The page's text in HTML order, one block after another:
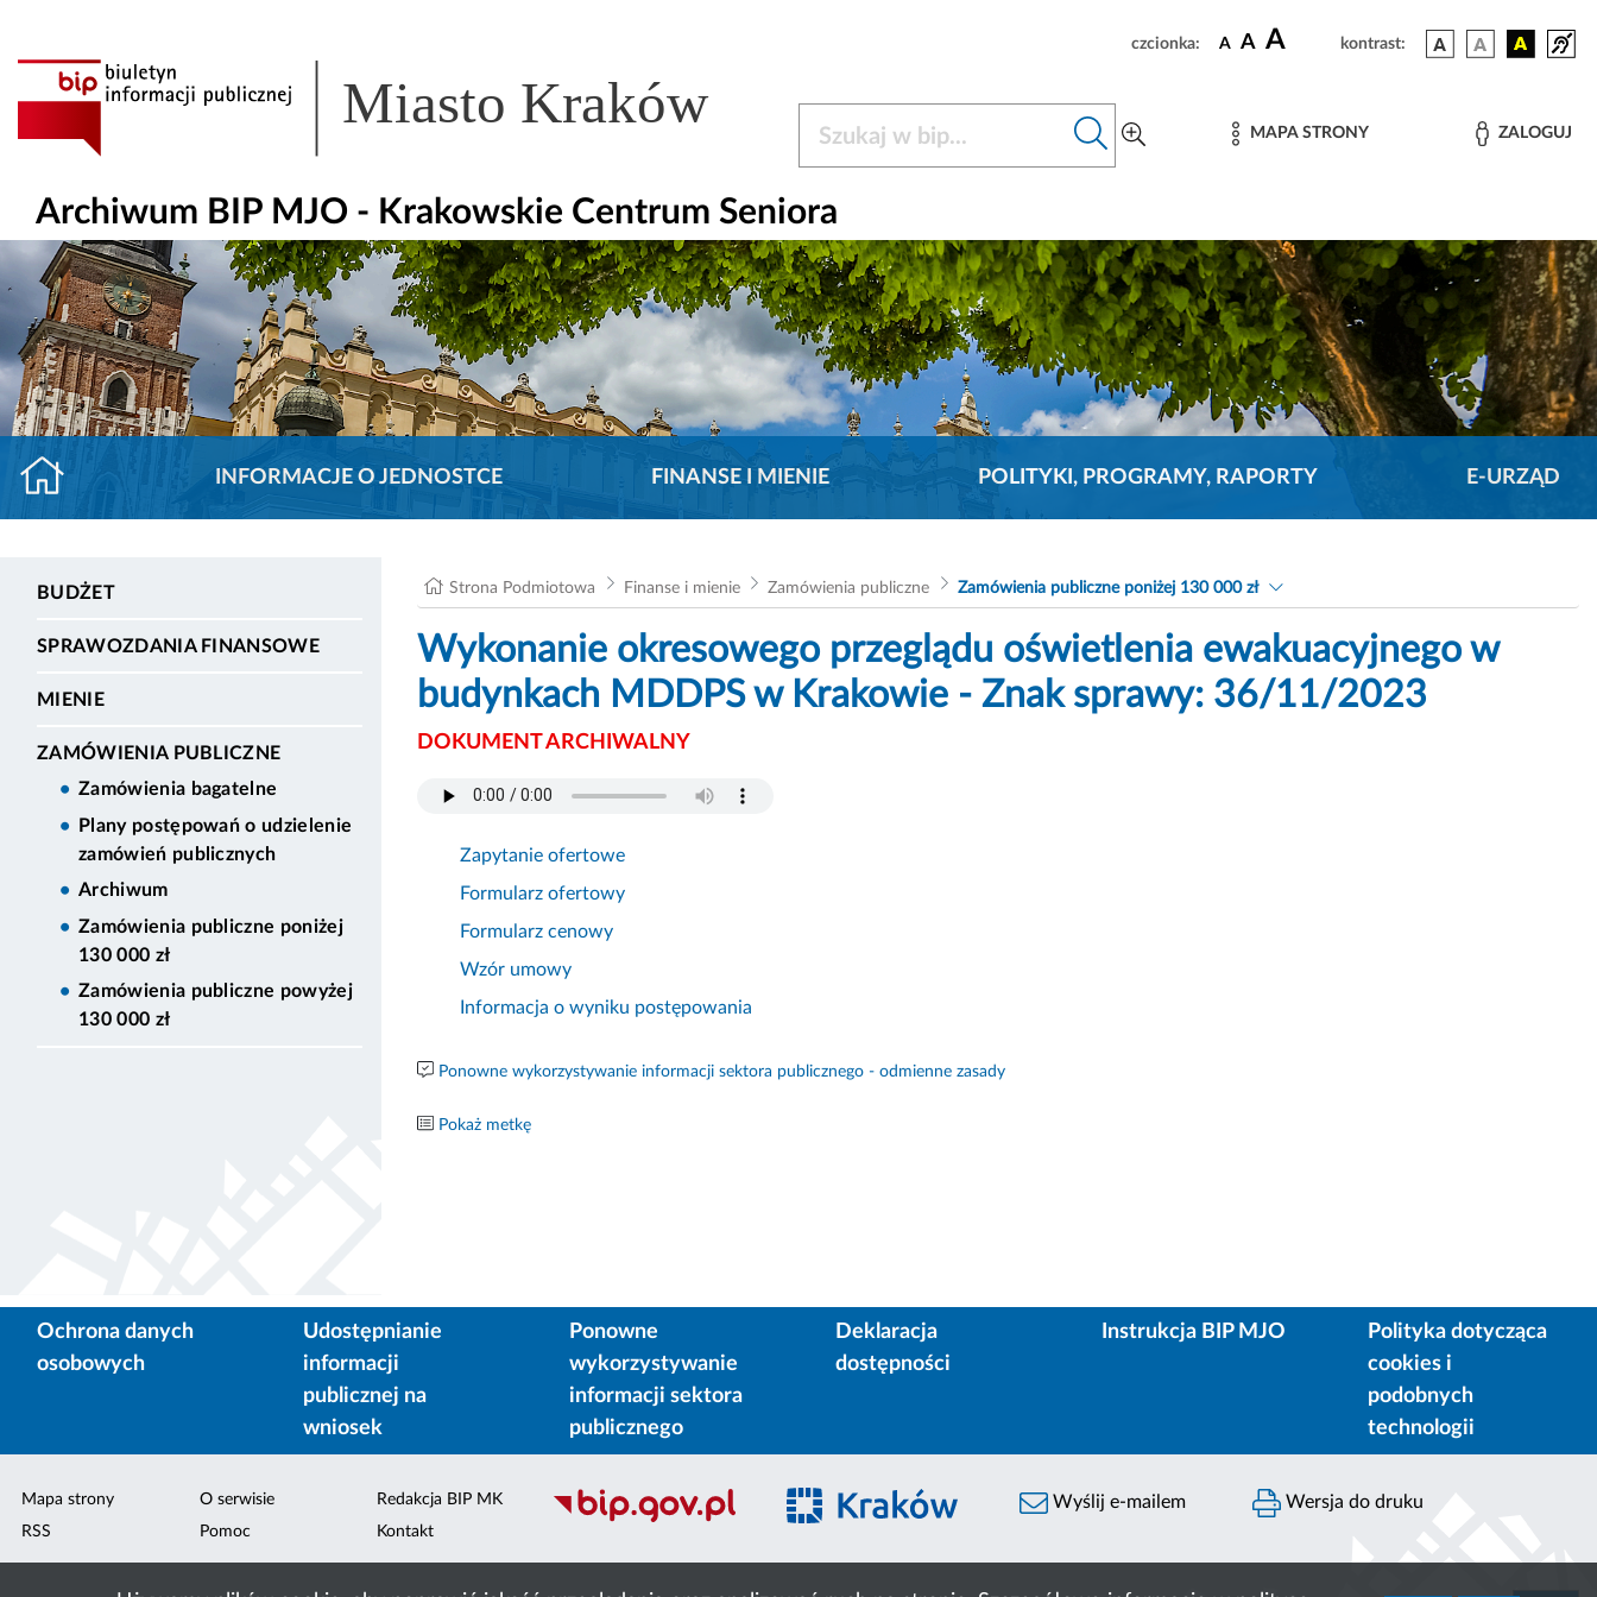
czcionka: A A A kontrast:
Miasto Kraków MAPA STRONY ZALOGUJ
Archiwum BIP MJO - Krakowskie Centrum Seniora
INFORMACJE O JEDNOSTCE FINANSE I MIENIE POLITYKI, PROGRAMY, RAPORTY E-URZĄD
BUDŻET
SPRAWOZDANIA FINANSOWE
MIENIE
ZAMÓWIENIA PUBLICZNE
Zamówienia bagatelne
Plany postępowań o udzielenie
zamówień publicznych
Archiwum
Zamówienia publiczne poniżej
130 000 zł
Zamówienia publiczne powyżej
130 000 zł
Strona Podmiotowa Finanse i mienie Zamówienia publiczne Zamówienia publiczne poniżej 130 000 zł
Wykonanie okresowego przeglądu oświetlenia ewakuacyjnego w
budynkach MDDPS w Krakowie - Znak sprawy: 36/11/2023
DOKUMENT ARCHIWALNY
Zapytanie ofertowe
Formularz ofertowy
Formularz cenowy
Wzór umowy
Informacja o wyniku postępowania
Ponowne wykorzystywanie informacji sektora publicznego - odmienne zasady
Pokaż metkę
Ochrona danych
osobowych
Udostępnianie
informacji
publicznej na
wniosek
Ponowne
wykorzystywanie
informacji sektora
publicznego
Deklaracja
dostępności
Instrukcja BIP MJO
Polityka dotycząca
cookies i
podobnych
technologii
Mapa strony
RSS
O serwisie
Pomoc
Redakcja BIP MK
Kontakt
Wyślij e-mailem Wersja do druku